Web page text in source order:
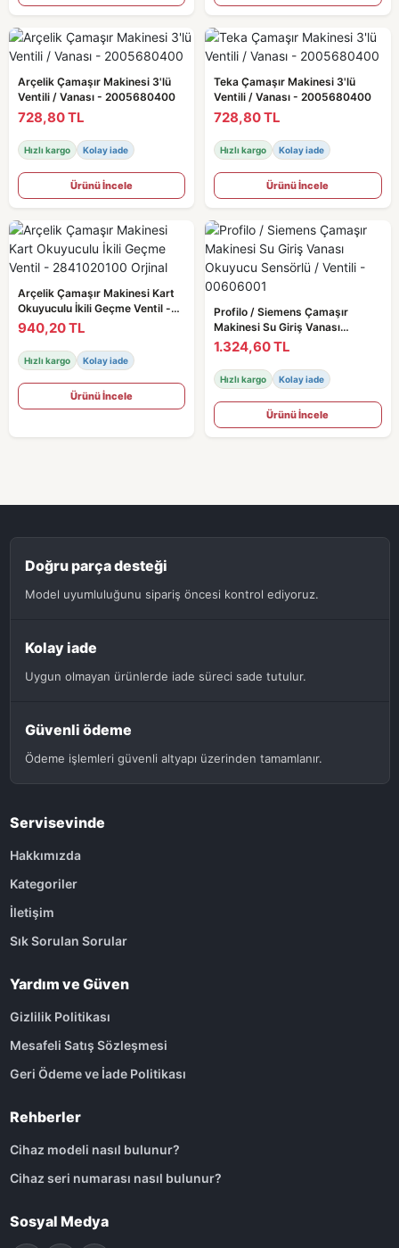
Arçelik Çamaşır Makinesi 3'lü
Ventili / Vanası - 2005680400
728,80 TL
Hızlı kargo Kolay iade
Ürünü İncele
Teka Çamaşır Makinesi 3'lü
Ventili / Vanası - 2005680400
728,80 TL
Hızlı kargo Kolay iade
Ürünü İncele
Arçelik Çamaşır Makinesi Kart
Okuyuculu İkili Geçme Ventil -
2841020100 Orjinal
940,20 TL
Hızlı kargo Kolay iade
Ürünü İncele
Profilo / Siemens Çamaşır
Makinesi Su Giriş Vanası
Okuyucu Sensörlü / Ventili -
00606001
1.324,60 TL
Hızlı kargo Kolay iade
Ürünü İncele
Doğru parça desteği
Model uyumluluğunu sipariş öncesi kontrol ediyoruz.
Kolay iade
Uygun olmayan ürünlerde iade süreci sade tutulur.
Güvenli ödeme
Ödeme işlemleri güvenli altyapı üzerinden tamamlanır.
Servisevinde
Hakkımızda
Kategoriler
İletişim
Sık Sorulan Sorular
Yardım ve Güven
Gizlilik Politikası
Mesafeli Satış Sözleşmesi
Geri Ödeme ve İade Politikası
Rehberler
Cihaz modeli nasıl bulunur?
Cihaz seri numarası nasıl bulunur?
Sosyal Medya